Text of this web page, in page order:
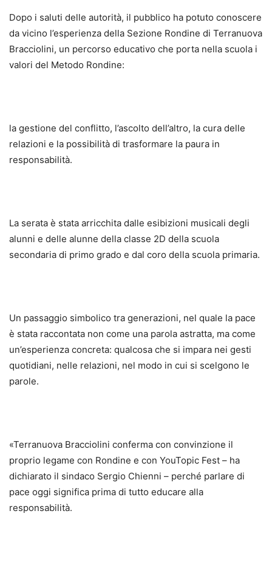
Dopo i saluti delle autorità, il pubblico ha potuto conoscere
da vicino l’esperienza della Sezione Rondine di Terranuova
Bracciolini, un percorso educativo che porta nella scuola i
valori del Metodo Rondine:
la gestione del conflitto, l’ascolto dell’altro, la cura delle
relazioni e la possibilità di trasformare la paura in
responsabilità.
La serata è stata arricchita dalle esibizioni musicali degli
alunni e delle alunne della classe 2D della scuola
secondaria di primo grado e dal coro della scuola primaria.
Un passaggio simbolico tra generazioni, nel quale la pace
è stata raccontata non come una parola astratta, ma come
un’esperienza concreta: qualcosa che si impara nei gesti
quotidiani, nelle relazioni, nel modo in cui si scelgono le
parole.
«Terranuova Bracciolini conferma con convinzione il
proprio legame con Rondine e con YouTopic Fest – ha
dichiarato il sindaco Sergio Chienni – perché parlare di
pace oggi significa prima di tutto educare alla
responsabilità.